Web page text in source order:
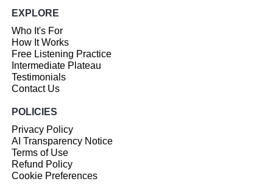
EXPLORE
Who It's For
How It Works
Free Listening Practice
Intermediate Plateau
Testimonials
Contact Us
POLICIES
Privacy Policy
AI Transparency Notice
Terms of Use
Refund Policy
Cookie Preferences